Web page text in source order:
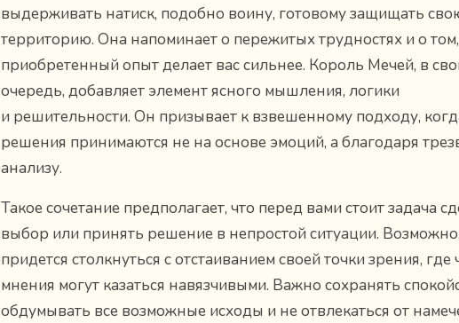
выдерживать натиск, подобно воину, готовому защищать
территорию. Она напоминает о пережитых трудностях и о
приобретенный опыт делает вас сильнее. Король Мечей, в
очередь, добавляет элемент ясного мышления, логики
и решительности. Он призывает к взвешенному подходу,
решения принимаются не на основе эмоций, а благодаря
анализу.
Такое сочетание предполагает, что перед вами стоит задача
выбор или принять решение в непростой ситуации. Возможно,
придется столкнуться с отстаиванием своей точки зрения, где
мнения могут казаться навязчивыми. Важно сохранять
обдумывать все возможные исходы и не отвлекаться от